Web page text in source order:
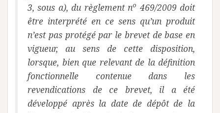
3, sous a), du règlement no 469/2009 doit
être interprété en ce sens qu’un produit
n’est pas protégé par le brevet de base en
vigueur, au sens de cette disposition,
lorsque, bien que relevant de la définition
fonctionnelle contenue dans les
revendications de ce brevet, il a été
développé après la date de dépôt de la